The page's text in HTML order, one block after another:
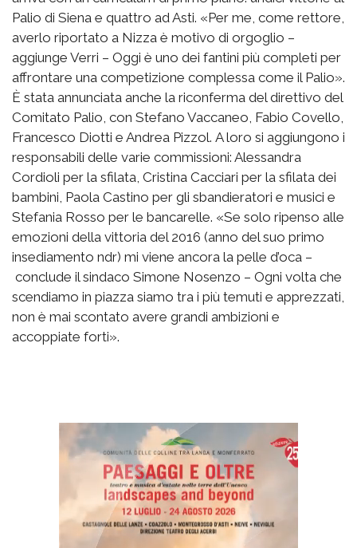
Palio di Siena e quattro ad Asti. «Per me, come rettore,
averlo riportato a Nizza è motivo di orgoglio –
aggiunge Verri – Oggi è uno dei fantini più completi per
affrontare una competizione complessa come il Palio».
È stata annunciata anche la riconferma del direttivo del
Comitato Palio, con Stefano Vaccaneo, Fabio Covello,
Francesco Diotti e Andrea Pizzol. A loro si aggiungono i
responsabili delle varie commissioni: Alessandra
Cordioli per la sfilata, Cristina Cacciari per la sfilata dei
bambini, Paola Castino per gli sbandieratori e musici e
Stefania Rosso per le bancarelle. «Se solo ripenso alle
emozioni della vittoria del 2016 (anno del suo primo
insediamento ndr) mi viene ancora la pelle d’oca –
conclude il sindaco Simone Nosenzo – Ogni volta che
scendiamo in piazza siamo tra i più temuti e apprezzati,
non è mai scontato avere grandi ambizioni e
accoppiate forti».